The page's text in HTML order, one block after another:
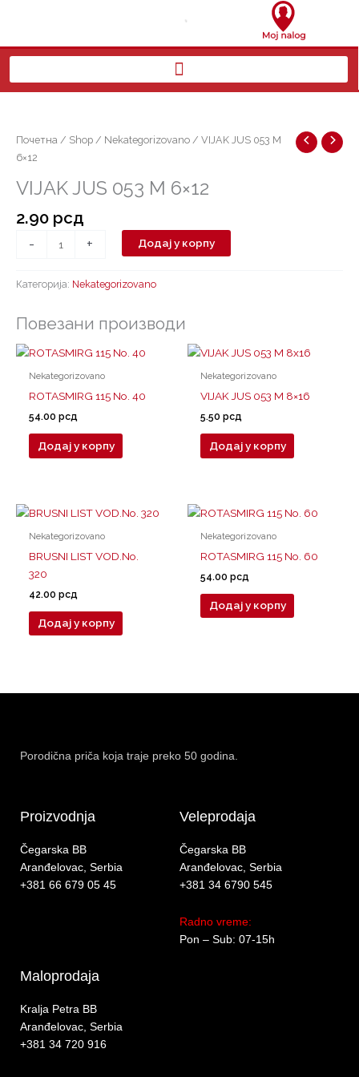
Почетна / Shop / Nekategorizovano / VIJAK JUS 053 M
6×12
VIJAK JUS 053 M 6×12
2.90 рсд
-
053
M
количина
+ Додај у корпу
Категорија: Nekategorizovano
Повезани производи
Nekategorizovano
ROTASMIRG 115 No. 40
54.00рсд
Додај у корпу
Nekategorizovano
VIJAK JUS 053 M 8×16
5.50рсд
Додај у корпу
Nekategorizovano
BRUSNI LIST VOD.No.
320
42.00рсд
Додај у корпу
Nekategorizovano
ROTASMIRG 115 No. 60
54.00рсд
Додај у корпу
Porodična priča koja traje preko 50 godina.
Proizvodnja
Čegarska BB
Aranđelovac, Serbia
+381 66 679 05 45
Veleprodaja
Čegarska BB
Aranđelovac, Serbia
+381 34 6790 545
Radno vreme:
Pon – Sub: 07-15h
Maloprodaja
Kralja Petra BB
Aranđelovac, Serbia
+381 34 720 916